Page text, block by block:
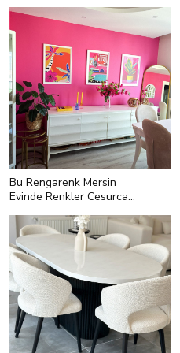
Bu Rengarenk Mersin
Evinde Renkler Cesurca